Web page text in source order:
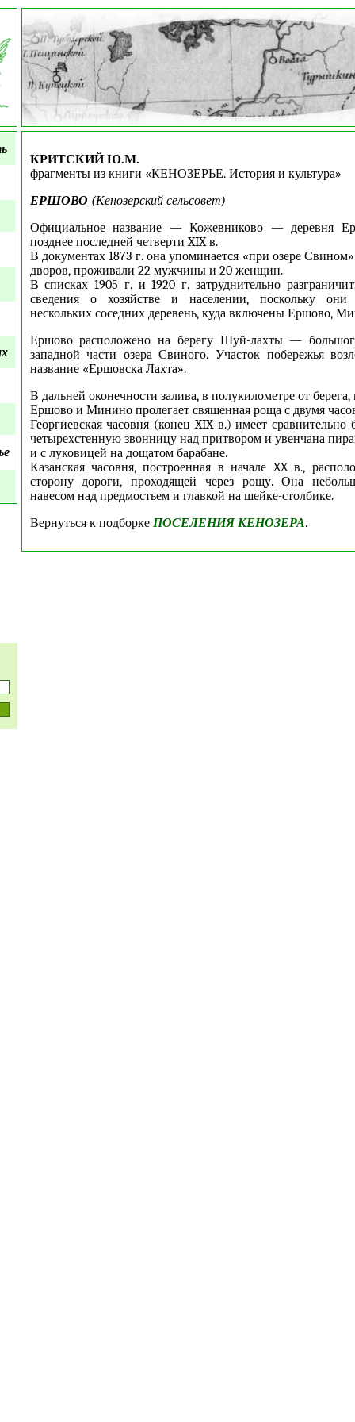
.
КРИТСКИЙ Ю.М.
фрагменты из книги «КЕНОЗЕРЬЕ. История и культура»
ЕРШОВО (Кенозерский сельсовет)
Официальное название — Кожевниково — деревня
позднее последней четверти XIX в.
В документах 1873 г. она упоминается «при озере
дворов, проживали 22 мужчины и 20 женщин.
В списках 1905 г. и 1920 г. затруднительно
сведения о хозяйстве и населении, поскольку они
нескольких соседних деревень, куда включены Ершово,
Ершово расположено на берегу Шуй-лахты —
западной части озера Свиного. Участок побережья
название «Ершовска Лахта».
В дальней оконечности залива, в полукилометре от
Ершово и Минино пролегает священная роща с двумя
Георгиевская часовня (конец XIX в.) имеет сравнительно
четырехстенную звонницу над притвором и увенчана
и с луковицей на дощатом барабане.
Казанская часовня, построенная в начале XX в.,
сторону дороги, проходящей через рощу. Она
навесом над предмостьем и главкой на шейке-столбике.
Вернуться к подборке ПОСЕЛЕНИЯ КЕНОЗЕРА.